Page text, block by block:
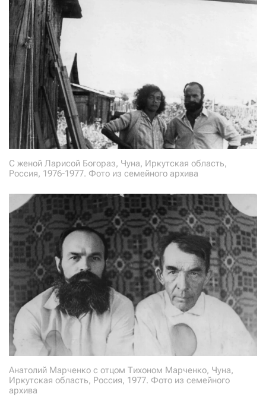
С женой Ларисой Богораз, Чуна, Иркутская область,
Россия, 1976-1977. Фото из семейного архива
Анатолий Марченко с отцом Тихоном Марченко, Чуна,
Иркутская область, Россия, 1977. Фото из семейного
архива